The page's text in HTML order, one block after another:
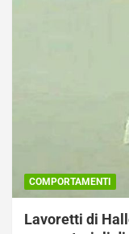
COMPORTAMENTI
Lavoretti di